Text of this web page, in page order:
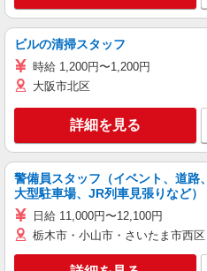
ビルの清掃スタッフ
時給 1,200円〜1,200円
大阪市北区
詳細を見る
警備員スタッフ（イベント、道路
大型駐車場、JR列車見張りなど）
日給 11,000円〜12,100円
栃木市・小山市・さいたま市西